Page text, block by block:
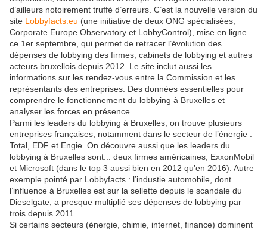
d’ailleurs notoirement truffé d’erreurs. C’est la nouvelle version du
site Lobbyfacts.eu (une initiative de deux ONG spécialisées,
Corporate Europe Observatory et LobbyControl), mise en ligne
ce 1er septembre, qui permet de retracer l’évolution des
dépenses de lobbying des firmes, cabinets de lobbying et autres
acteurs bruxellois depuis 2012. Le site inclut aussi les
informations sur les rendez-vous entre la Commission et les
représentants des entreprises. Des données essentielles pour
comprendre le fonctionnement du lobbying à Bruxelles et
analyser les forces en présence.
Parmi les leaders du lobbying à Bruxelles, on trouve plusieurs
entreprises françaises, notamment dans le secteur de l’énergie :
Total, EDF et Engie. On découvre aussi que les leaders du
lobbying à Bruxelles sont... deux firmes américaines, ExxonMobil
et Microsoft (dans le top 3 aussi bien en 2012 qu’en 2016). Autre
exemple pointé par Lobbyfacts : l’industie automobile, dont
l’influence à Bruxelles est sur la sellette depuis le scandale du
Dieselgate, a presque multiplié ses dépenses de lobbying par
trois depuis 2011.
Si certains secteurs (énergie, chimie, internet, finance) dominent